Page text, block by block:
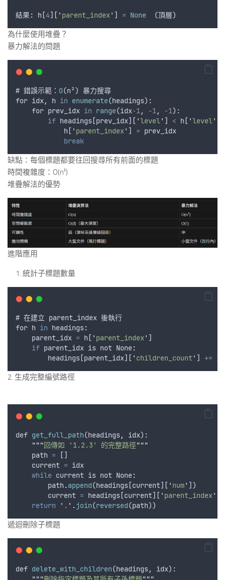
結果 : h [4][ ' parent_index' ] = None
  (
頂層)
為什麼使用堆疊？
暴力解法的問題
# 錯誤示範 ： O(n²) 暴力搜尋
for idx, h in enumerate(headings):
for prev_idx in range(idx-1, -1, -1):
if headings [prev_idx][ 'level' ] < h [ 'level'
h [ ' parent_index' ] = prev_idx
break
缺點：每個標題都要往回搜尋所有前面的標題
時間複雜度：O(n²)
堆疊解法的優勢
進階應用
統計子標題數量
# 在建立 parent_index 後執行
for h in headings:
parent_idx = h [ ' parent_index' ]
if parent_idx is not None:
headings [parent_idx][ ' children_count' ] += 1
2. 生成完整編號路徑
def get_full_path(headings, idx):
"""回傳如 '1.2.3' 的完整路徑"""
path = []
current = idx
while current is not None:
path.append(headings [current][ ' num' ])
current = headings [current][ ' parent_index'
return
' . ' .join(reversed(path))
遞迴刪除子標題
def delete_with_children(headings, idx):